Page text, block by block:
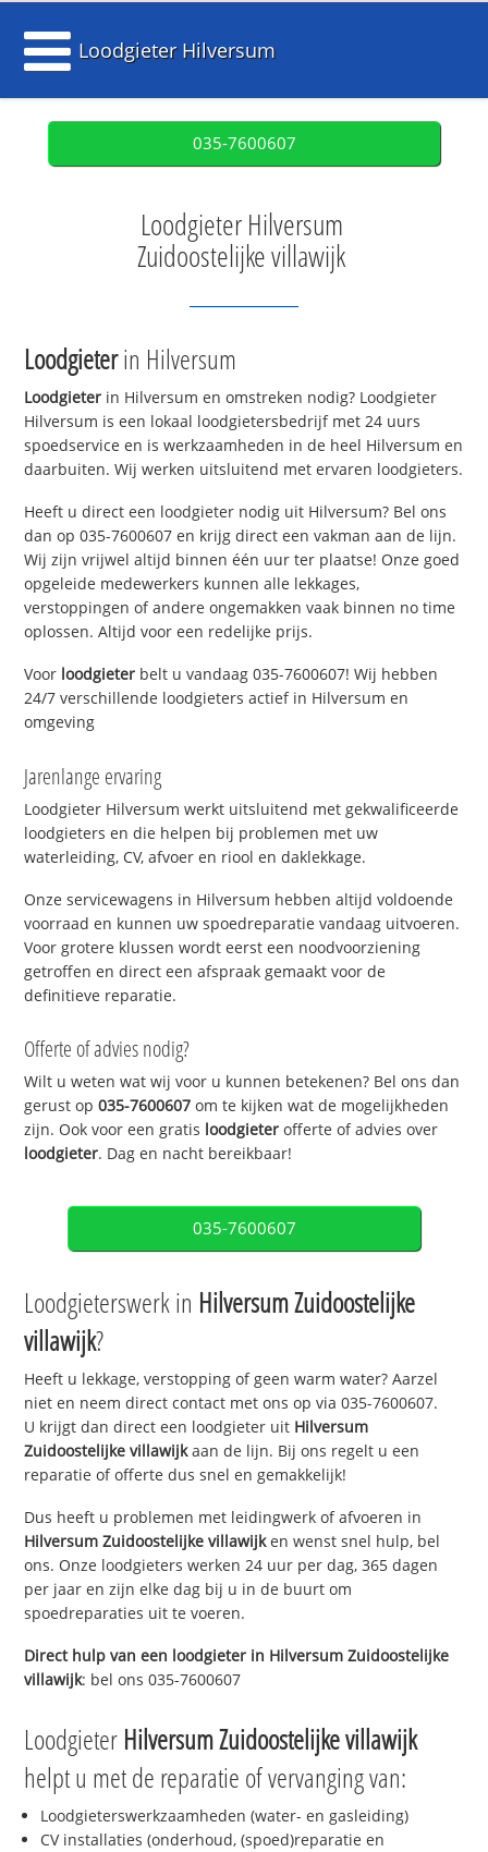
Loodgieter Hilversum
035-7600607
Loodgieter Hilversum
Zuidoostelijke villawijk
Loodgieterin Hilversum
Loodgieter in Hilversum en omstreken nodig? Loodgieter
Hilversum is een lokaal loodgietersbedrijf met 24 uurs
spoedservice en is werkzaamheden in de heel Hilversum en
daarbuiten. Wij werken uitsluitend met ervaren loodgieters.
Heeft u direct een loodgieter nodig uit Hilversum? Bel ons
dan op 035-7600607 en krijg direct een vakman aan de lijn.
Wij zijn vrijwel altijd binnen één uur ter plaatse! Onze goed
opgeleide medewerkers kunnen alle lekkages,
verstoppingen of andere ongemakken vaak binnen no time
oplossen. Altijd voor een redelijke prijs.
Voor loodgieter belt u vandaag 035-7600607! Wij hebben
24/7 verschillende loodgieters actief in Hilversum en
omgeving
Jarenlange ervaring
Loodgieter Hilversum werkt uitsluitend met gekwalificeerde
loodgieters en die helpen bij problemen met uw
waterleiding, CV, afvoer en riool en daklekkage.
Onze servicewagens in Hilversum hebben altijd voldoende
voorraad en kunnen uw spoedreparatie vandaag uitvoeren.
Voor grotere klussen wordt eerst een noodvoorziening
getroffen en direct een afspraak gemaakt voor de
definitieve reparatie.
Offerte of advies nodig?
Wilt u weten wat wij voor u kunnen betekenen? Bel ons dan
gerust op035-7600607 om te kijken wat de mogelijkheden
zijn. Ook voor een gratis loodgieter offerte of advies over
loodgieter. Dag en nacht bereikbaar!
035-7600607
Loodgieterswerk in Hilversum Zuidoostelijke
villawijk?
Heeft u lekkage, verstopping of geen warm water? Aarzel
niet en neem direct contact met ons op via 035-7600607.
U krijgt dan direct een loodgieter uit Hilversum
Zuidoostelijke villawijkaan de lijn. Bij ons regelt u een
reparatie of offerte dus snel en gemakkelijk!
Dus heeft u problemen met leidingwerk of afvoeren in
Hilversum Zuidoostelijke villawijken wenst snel hulp, bel
ons. Onze loodgieters werken 24 uur per dag, 365 dagen
per jaar en zijn elke dag bij u in de buurt om
spoedreparaties uit te voeren.
Direct hulp van een loodgieter in Hilversum Zuidoostelijke
villawijk: bel ons 035-7600607
Loodgieter Hilversum Zuidoostelijke villawijk
helpt u met de reparatie of vervanging van:
Loodgieterswerkzaamheden (water- en gasleiding)
CV installaties (onderhoud, (spoed)reparatie en